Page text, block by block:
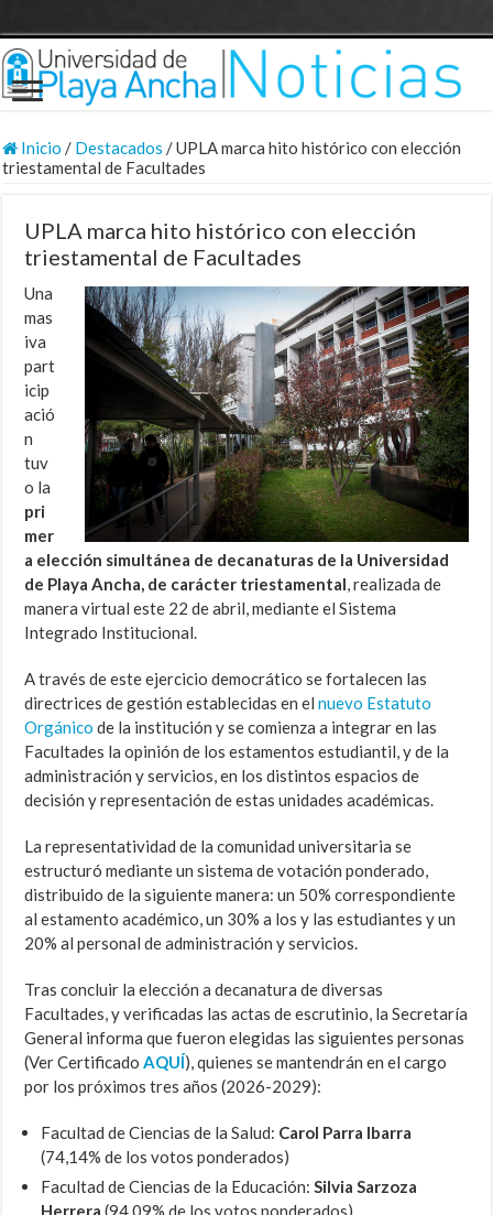
Inicio / Destacados /UPLA marca hito histórico con elección
triestamental de Facultades
UPLA marca hito histórico con elección
triestamental de Facultades
Una
mas
iva
part
icip
ació
n
tuv
o la
pri
mer
a elección simultánea de decanaturas de la Universidad
de Playa Ancha, de carácter triestamental, realizada de
manera virtual este 22 de abril, mediante el Sistema
Integrado Institucional.
A través de este ejercicio democrático se fortalecen las
directrices de gestión establecidas en elnuevo Estatuto
Orgánico de la institución y se comienza a integrar en las
Facultades la opinión de los estamentos estudiantil, y de la
administración y servicios, en los distintos espacios de
decisión y representación de estas unidades académicas.
La representatividad de la comunidad universitaria se
estructuró mediante un sistema de votación ponderado,
distribuido de la siguiente manera: un 50% correspondiente
al estamento académico, un 30% a los y las estudiantes y un
20% al personal de administración y servicios.
Tras concluir la elección a decanatura de diversas
Facultades, y verificadas las actas de escrutinio, la Secretaría
General informa que fueron elegidas las siguientes personas
(Ver CertificadoAQUÍ), quienes se mantendrán en el cargo
por los próximos tres años (2026-2029):
Facultad de Ciencias de la Salud: Carol Parra Ibarra
(74,14% de los votos ponderados)
Facultad de Ciencias de la Educación:Silvia Sarzoza